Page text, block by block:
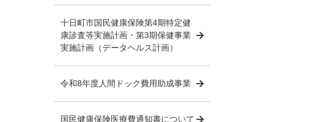
十日町市国民健康保険第4期特定健
康診査等実施計画・第3期保健事業
実施計画（データヘルス計画）
令和8年度人間ドック費用助成事業
国民健康保険医療費通知書について